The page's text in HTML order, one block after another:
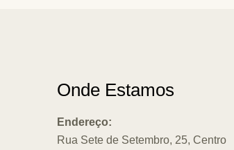
Onde Estamos
Endereço:
Rua Sete de Setembro, 25, Centro